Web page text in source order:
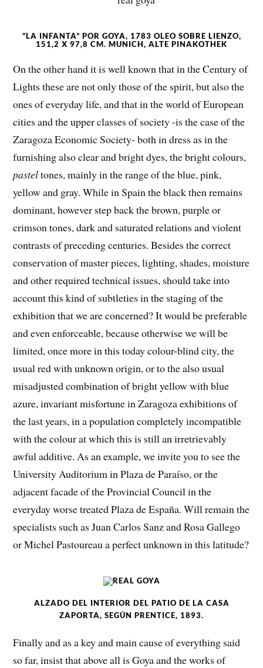
“LA INFANTA” POR GOYA, 1783 OLEO SOBRE LIENZO,
151,2 X 97,8 CM. MUNICH, ALTE PINAKOTHEK
On the other hand it is well known that in the Century of
Lights these are not only those of the spirit, but also the
ones of everyday life, and that in the world of European
cities and the upper classes of society -is the case of the
Zaragoza Economic Society- both in dress as in the
furnishing also clear and bright dyes, the bright colours,
pasteltones, mainly in the range of the blue, pink,
yellow and gray. While in Spain the black then remains
dominant, however step back the brown, purple or
crimson tones, dark and saturated relations and violent
contrasts of preceding centuries. Besides the correct
conservation of master pieces, lighting, shades, moisture
and other required technical issues, should take into
account this kind of subtleties in the staging of the
exhibition that we are concerned? It would be preferable
and even enforceable, because otherwise we will be
limited, once more in this today colour-blind city, the
usual red with unknown origin, or to the also usual
misadjusted combination of bright yellow with blue
azure, invariant misfortune in Zaragoza exhibitions of
the last years, in a population completely incompatible
with the colour at which this is still an irretrievably
awful additive. As an example, we invite you to see the
University Auditorium in Plaza de Paraíso, or the
adjacent facade of the Provincial Council in the
everyday worse treated Plaza de España. Will remain the
specialists such as Juan Carlos Sanz and Rosa Gallego
or Michel Pastoureau a perfect unknown in this latitude?
ALZADO DEL INTERIOR DEL PATIO DE LA CASA
ZAPORTA, SEGÚN PRENTICE, 1893.
Finally and as a key and main cause of everything said
so far, insist that above all is Goya and the works of